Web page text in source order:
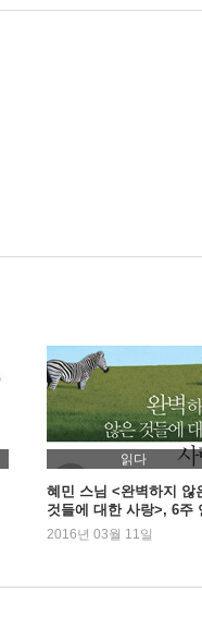
읽다
혜민 스님 <완벽하지 않
것들에 대한 사랑>, 6주
속 1위
2016년 03월 11일